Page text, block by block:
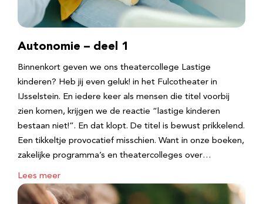
Autonomie – deel 1
Binnenkort geven we ons theatercollege Lastige
kinderen? Heb jij even geluk! in het Fulcotheater in
IJsselstein. En iedere keer als mensen die titel voorbij
zien komen, krijgen we de reactie “lastige kinderen
bestaan niet!”. En dat klopt. De titel is bewust prikkelend.
Een tikkeltje provocatief misschien. Want in onze boeken,
zakelijke programma’s en theatercolleges over…
Lees meer